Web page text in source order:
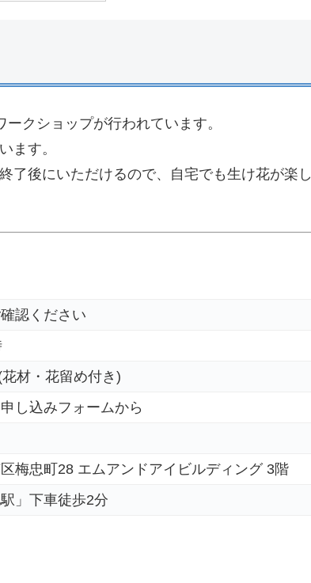
クショップが行われています。
ます。
了後にいただけるので、自宅でも生け花が楽し
認ください
材・花留め付き)
し込みフォームから
梅忠町28 エムアンドアイビルディング 3階
」下車徒歩2分